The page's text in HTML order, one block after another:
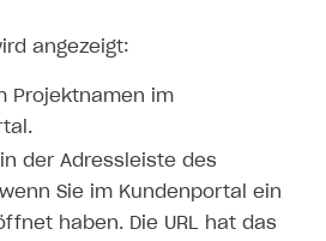
angezeigt:
Projektnamen im
in der Adressleiste des
Sie im Kundenportal ein
haben. Die URL hat das